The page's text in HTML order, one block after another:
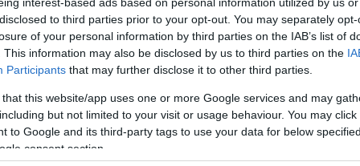
to third parties prior to your opt-out. You may separately
of your personal information by third parties on the IAB’s list of
This information may also be disclosed by us to third parties on the
Participants that may further disclose it to other third parties.
that this website/app uses one or more Google services and may
but not limited to your visit or usage behaviour. You may
to Google and its third-party tags to use your data for below
consent section.
Heves als die am meisten gefährdeten Komitate